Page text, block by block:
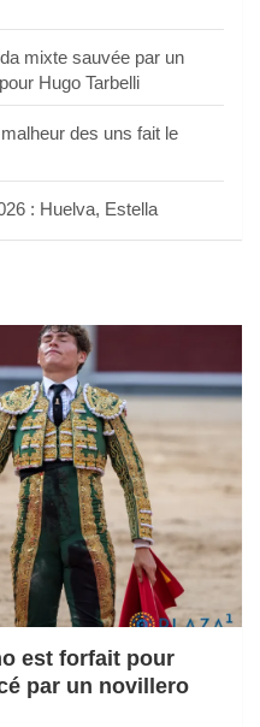
mixte sauvée par un
Hugo Tarbelli
des uns fait le
: Huelva, Estella
est forfait pour
par un novillero